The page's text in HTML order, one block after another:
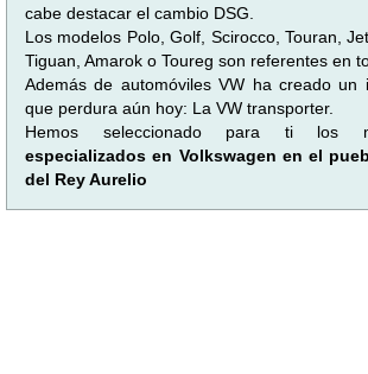
cabe destacar el cambio DSG.
Los modelos Polo, Golf, Scirocco, Touran,
Tiguan, Amarok o Toureg son referentes en
Además de automóviles VW ha creado un
que perdura aún hoy: La VW transporter.
Hemos seleccionado para ti los
especializados en Volkswagen en el
del Rey Aurelio